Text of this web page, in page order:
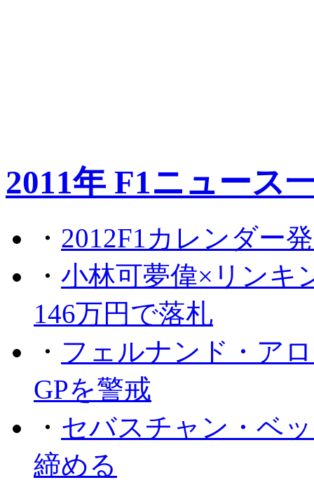
2011年 F1ニュース
・ 2012F1カレンダー
・ 小林可夢偉×リンキ
146万円で落札
・ フェルナンド・ア
GPを警戒
・ セバスチャン・ベ
締める